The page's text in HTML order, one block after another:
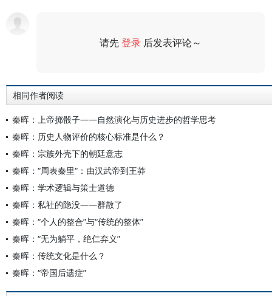
请先登录 后发表评论～
相同作者阅读
秦晖：上帝掷骰子——自然演化与历史进步的哲学思考
秦晖：历史人物评价的核心标准是什么？
秦晖：宗族外壳下的朝廷意志
秦晖：“周表秦里“：由汉武帝到王莽
秦晖：学术逻辑与策士道德
秦晖：私社的隐没——群散了
秦晖：“个人的整合”与“传统的整体”
秦晖：“无为躺平，绝仁弃义”
秦晖：传统文化是什么？
秦晖：“帝国后遗症”